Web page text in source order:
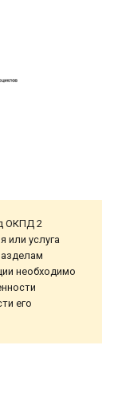
ОКПД 2
или услуга
необходимо
его